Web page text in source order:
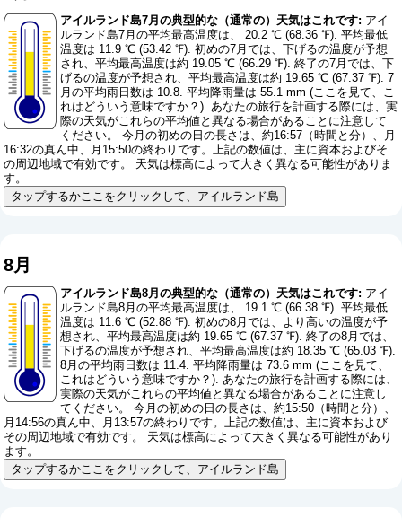
アイルランド島7月の典型的な（通常の）天気はこれです: アイ
ルランド島7月の平均最高温度は、 20.2 ℃ (68.36 ℉). 平均最低
温度は 11.9 ℃ (53.42 ℉). 初めの7月では、下げるの温度が予想
され、平均最高温度は約 19.05 ℃ (66.29 ℉). 終了の7月では、下
げるの温度が予想され、平均最高温度は約 19.65 ℃ (67.37 ℉). 7
月の平均雨日数は 10.8. 平均降雨量は 55.1 mm (ここを見て、こ
れはどういう意味ですか？). あなたの旅行を計画する際には、実
際の天気がこれらの平均値と異なる場合があることに注意して
ください。 今月の初めの日の長さは、約16:57（時間と分）、月
16:32の真ん中、月15:50の終わりです。上記の数値は、主に資本およびそ
の周辺地域で有効です。 天気は標高によって大きく異なる可能性がありま
す。
タップするかここをクリックして、アイルランド島
8月
アイルランド島8月の典型的な（通常の）天気はこれです: アイ
ルランド島8月の平均最高温度は、 19.1 ℃ (66.38 ℉). 平均最低
温度は 11.6 ℃ (52.88 ℉). 初めの8月では、より高いの温度が予
想され、平均最高温度は約 19.65 ℃ (67.37 ℉). 終了の8月では、
下げるの温度が予想され、平均最高温度は約 18.35 ℃ (65.03 ℉).
8月の平均雨日数は 11.4. 平均降雨量は 73.6 mm (ここを見て、
これはどういう意味ですか？). あなたの旅行を計画する際には、
実際の天気がこれらの平均値と異なる場合があることに注意し
てください。 今月の初めの日の長さは、約15:50（時間と分）、
月14:56の真ん中、月13:57の終わりです。上記の数値は、主に資本および
その周辺地域で有効です。 天気は標高によって大きく異なる可能性があり
ます。
タップするかここをクリックして、アイルランド島